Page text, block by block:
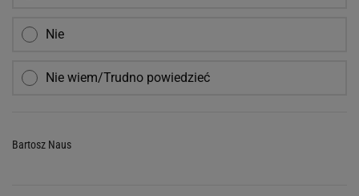
Nie
Nie wiem/Trudno powiedzieć
Bartosz Naus